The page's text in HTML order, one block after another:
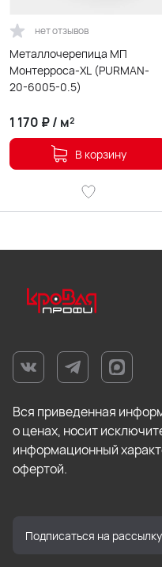
нет отзывов
Металлочерепица МП
Монтерроса-XL (PURMAN-
20-6005-0.5)
1 170 ₽/ м²
В корзину
Вся приведенная
о ценах, носит
информационный
офертой.